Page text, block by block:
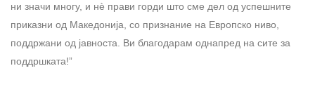
ни значи многу, и нѐ прави горди што сме дел од успешните
приказни од Македонија, со признание на Европско ниво,
поддржани од јавноста. Ви благодарам однапред на сите за
поддршката!”